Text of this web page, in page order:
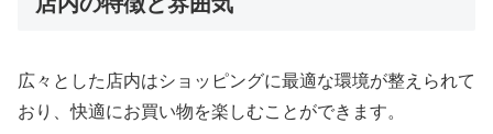
広々とした店内はショッピングに最適な環境が整えられて
おり、快適にお買い物を楽しむことができます。